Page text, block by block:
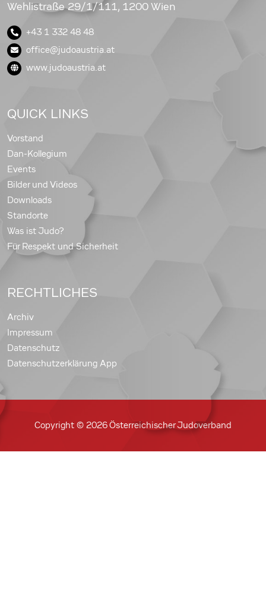
Wehlistraße 29/1/111, 1200 Wien
+43 1 332 48 48
office@judoaustria.at
www.judoaustria.at
QUICK LINKS
Vorstand
Dan-Kollegium
Events
Bilder und Videos
Downloads
Standorte
Was ist Judo?
Für Respekt und Sicherheit
RECHTLICHES
Archiv
Impressum
Datenschutz
Datenschutzerklärung App
Copyright © 2026 Österreichischer Judoverband